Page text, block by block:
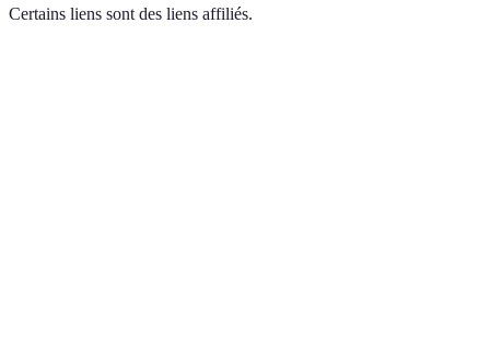
Certains liens sont des liens affiliés.